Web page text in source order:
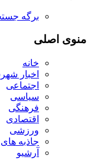
برگه
منوی اصلی
خانه
اخبار
اجتماعی
سیاسی
فرهنگی
اقتصادی
ورزشی
جاذبه
آرشیو